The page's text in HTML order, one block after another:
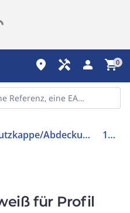
place handyman person shopping_cart0
Schutzkappe/Abdeckung für Stiel/Profilschiene 113083
für Profil